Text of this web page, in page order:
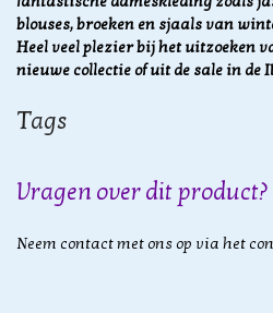
blouses, broeken en sjaals van
Heel veel plezier bij het uitzoeken
nieuwe collectie of uit de sale in de
Tags
Vragen over dit product?
Neem contact met ons op via het